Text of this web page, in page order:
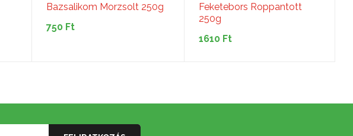
Bazsalikom Morzsolt 250g
750 Ft
Feketebors Roppantott
250g
1610 Ft